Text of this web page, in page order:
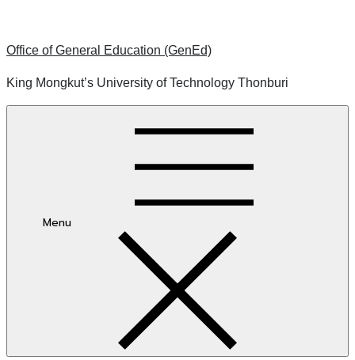
Office of General Education (GenEd)
King Mongkut’s University of Technology Thonburi
Menu